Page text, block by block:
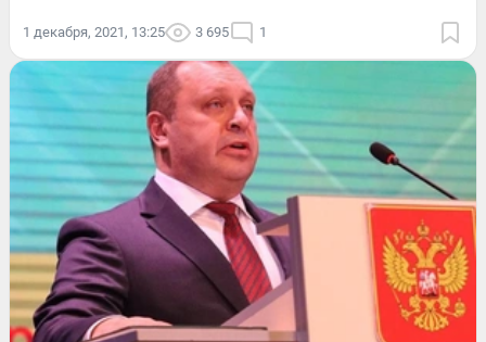
1 декабря, 2021, 13:25 3 695 1